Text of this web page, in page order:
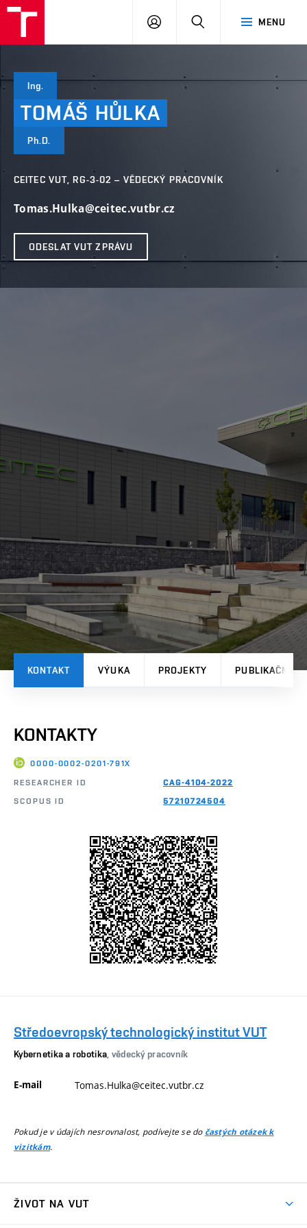
MENU
PŘIHLÁSIT
Ing.
TOMÁŠ HŮLKA
Ph.D.
CEITEC VUT, RG-3-02 – VĚDECKÝ PRACOVNÍK
Tomas.Hulka@ceitec.vutbr.cz
ODESLAT VUT ZPRÁVU
KONTAKT VÝUKA PROJEKTY PUBLIKAČNÍ
KONTAKTY
0000-0002-0201-791X
RESEARCHER ID
CAG-4104-2022
SCOPUS ID
57210724504
Středoevropský technologický institut VUT
Kybernetika a robotika, vědecký pracovník
E-mail Tomas.Hulka@ceitec.vutbr.cz
Pokud je v údajích nesrovnalost, podívejte se do častých otázek k
vizitkám.
ŽIVOT NA VUT